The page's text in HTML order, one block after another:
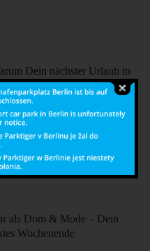
Dein nächster Urlaub in
Airbnbs stattfinden sollte.
– So fühlt sich
als Dom & Mode – Dein
Wochenende